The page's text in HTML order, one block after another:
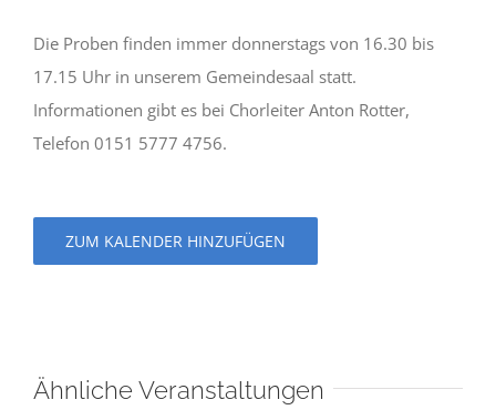
Die Proben finden immer donnerstags von 16.30 bis
17.15 Uhr in unserem Gemeindesaal statt.
Informationen gibt es bei Chorleiter Anton Rotter,
Telefon 0151 5777 4756.
ZUM KALENDER HINZUFÜGEN
Ähnliche Veranstaltungen